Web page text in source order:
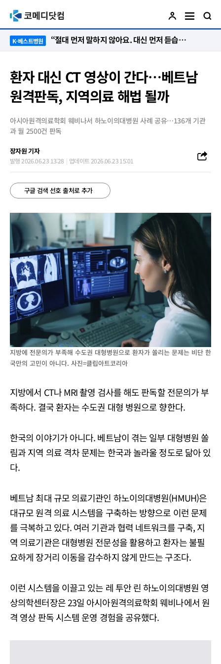
K-베스트병원 “절대 먼저 말하지 않아요. 대신 먼저 듣습니다”
환자 대신 CT 영상이 간다…베트남
원격판독, 지역의료 해법 될까
아시아원격의료학회 웨비나서 하노이의대병원 사례 공유…136개 기관
과 월 2500건 판독
장자원 기자
발행 2026.06.23 13:28 업데이트 2026.06.23 15:01
구글 검색 선호 출처로 추가
지방에 전문의가 부족해 수도권 대형병원으로 환자가 쏠리는 문제는 비단 한
국만의 고민이 아니다. 사진=클립아트코리아
지방에서 CT나 MRI 촬영 검사를 해도 판독할 전문의가 부
족하다. 결국 환자는 수도권 대형 병원으로 향한다.
한국의 이야기가 아니다. 베트남이 겪는 일부 대형병원 쏠
림과 지역 의료 격차 문제는 한국과 놀라울 정도로 닮아 있
다.
베트남 최대 규모 의료기관인 하노이의대병원(HMUH)은
대규모 원격 의료 시스템을 구축하는 방향으로 이런 문제
를 극복하고 있다. 여러 기관과 협력 네트워크를 구축, 지
역 의료기관은 대형병원 전문성을 활용하고 환자는 불필
요하게 장거리 이동을 감수하지 않게 만드는 구조다.
이런 시스템을 이끌고 있는 레 투안 린 하노이의대병원 영
상의학센터장은 23일 아시아원격의료학회 웨비나에서 원
격 영상 판독 시스템 운영 경험을 공유했다.